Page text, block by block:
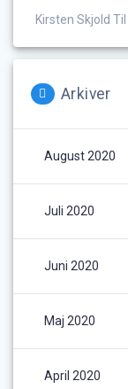
Kirsten Skjold Til
Arkiver
August 2020
Juli 2020
Juni 2020
Maj 2020
April 2020